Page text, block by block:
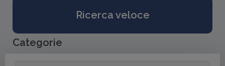
Ricerca veloce
Categorie